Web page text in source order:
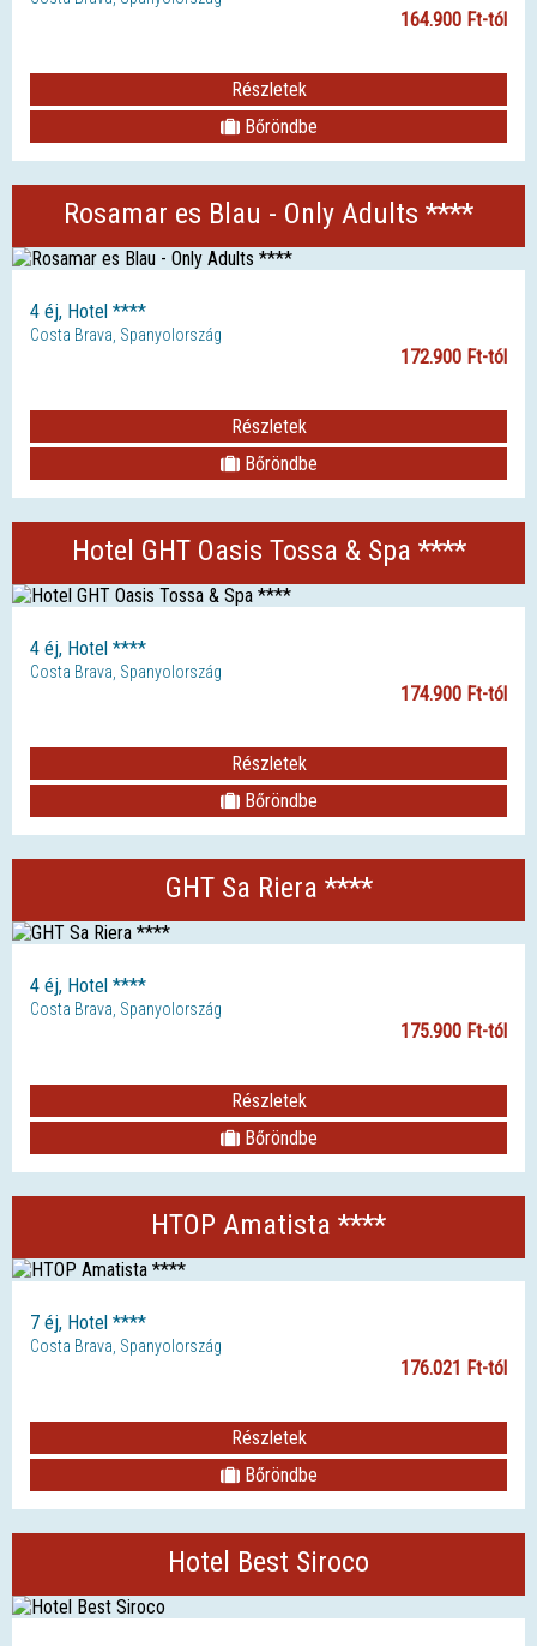
164.900 Ft-tól
Részletek
Bőröndbe
Rosamar es Blau - Only Adults ****
4 éj, Hotel ****
Costa Brava, Spanyolország
172.900 Ft-tól
Részletek
Bőröndbe
Hotel GHT Oasis Tossa & Spa ****
4 éj, Hotel ****
Costa Brava, Spanyolország
174.900 Ft-tól
Részletek
Bőröndbe
GHT Sa Riera ****
4 éj, Hotel ****
Costa Brava, Spanyolország
175.900 Ft-tól
Részletek
Bőröndbe
HTOP Amatista ****
7 éj, Hotel ****
Costa Brava, Spanyolország
176.021 Ft-tól
Részletek
Bőröndbe
Hotel Best Siroco